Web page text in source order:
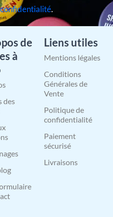
.
de
à
des
Liens utiles
Mentions légales
Conditions
Générales de
Vente
Politique de
confidentialité
Paiement
sécurisé
Livraisons